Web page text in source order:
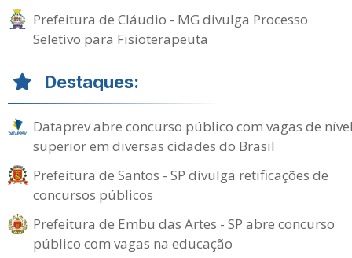
Prefeitura de Cláudio - MG divulga Processo
Seletivo para Fisioterapeuta
Destaques:
Dataprev abre concurso público com vagas de
superior em diversas cidades do Brasil
Prefeitura de Santos - SP divulga retificações de
concursos públicos
Prefeitura de Embu das Artes - SP abre concurso
público com vagas na educação